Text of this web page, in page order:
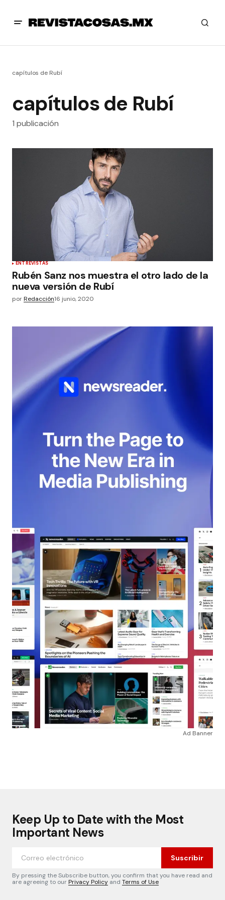
capítulos de Rubí
capítulos de Rubí
1 publicación
ENTREVISTAS
Rubén Sanz nos muestra el otro lado de la
nueva versión de Rubí
porRedacción16 junio, 2020
Ad Banner
Keep Up to Date with the Most
Important News
Suscribir
By pressing the Subscribe button, you confirm that you have read and
are agreeing to ourPrivacy Policy and Terms of Use